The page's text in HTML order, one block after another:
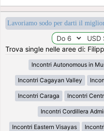
Lavoriamo sodo per darti il
Trova single nelle aree di:
Incontri Autonomous in
Incontri Cagayan Valley
Incontri Caraga Incontri
Incontri Cordillera
Incontri Eastern Visayas